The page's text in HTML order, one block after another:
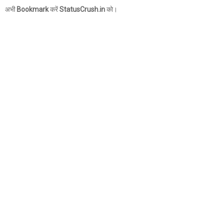
अभी BookmarkकरेंStatusCrush.inको।